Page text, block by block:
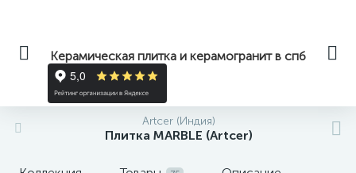
Керамическая плитка и керамогранит в спб
Artcer (Индия)
Плитка MARBLE (Artcer)